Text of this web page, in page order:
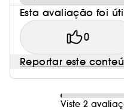
Esta avaliação foi
0
Reportar este
Viste 2